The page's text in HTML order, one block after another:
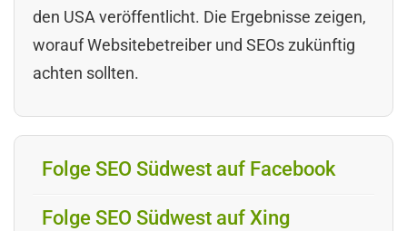
den USA veröffentlicht. Die Ergebnisse zeigen,
worauf Websitebetreiber und SEOs zukünftig
achten sollten.
Folge SEO Südwest auf Facebook
Folge SEO Südwest auf Xing